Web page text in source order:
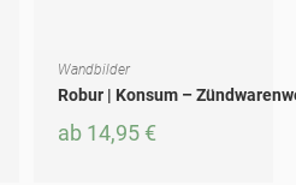
AUSFÜHRUNG WÄHLEN
Wandbilder
Robur | Konsum –
ab 14,95 €